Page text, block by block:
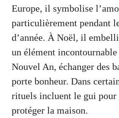
Europe, il symbolise
particulièrement pendant
d’année. À Noël, il
un élément
Nouvel An, échanger des
porte bonheur. Dans
rituels incluent le gui
protéger la maison.